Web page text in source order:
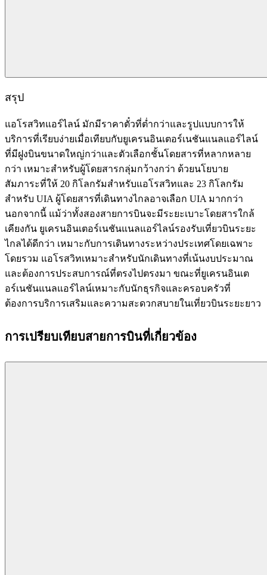
สรุป
แอโรสวิทแอร์ไลน์ มักมีราคาตั๋วที่ต่ำกว่าและรูปแบบการให้
บริการที่เรียบง่ายเมื่อเทียบกับยูเครนอินเตอร์เนชันแนลแอร์ไลน์
ที่มีฝูงบินขนาดใหญ่กว่าและตัวเลือกชั้นโดยสารที่หลากหลาย
กว่า เหมาะสำหรับผู้โดยสารกลุ่มกว้างกว่า ด้วยนโยบาย
สัมภาระที่ให้ 20 กิโลกรัมสำหรับแอโรสวิทและ 23 กิโลกรัม
สำหรับ UIA ผู้โดยสารที่เดินทางไกลอาจเลือก UIA มากกว่า
นอกจากนี้ แม้ว่าทั้งสองสายการบินจะมีระยะเบาะโดยสารใกล้
เคียงกัน ยูเครนอินเตอร์เนชันแนลแอร์ไลน์รองรับเที่ยวบินระยะ
ไกลได้ดีกว่า เหมาะกับการเดินทางระหว่างประเทศโดยเฉพาะ
โดยรวม แอโรสวิทเหมาะสำหรับนักเดินทางที่เน้นงบประมาณ
และต้องการประสบการณ์ที่ตรงไปตรงมา ขณะที่ยูเครนอินเต
อร์เนชันแนลแอร์ไลน์เหมาะกับนักธุรกิจและครอบครัวที่
ต้องการบริการเสริมและความสะดวกสบายในเที่ยวบินระยะยาว
การเปรียบเทียบสายการบินที่เกี่ยวข้อง